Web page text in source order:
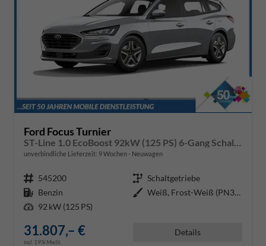
Ford Focus Turnier
unverbindliche Lieferzeit: 9 Wochen Neuwagen
Fahrzeugnr. 545200 Getriebe Schaltgetriebe
Kraftstoff Benzin Außenfarbe
Weiß, Frost-Weiß (PN3GZ0)
Leistung 92 kW (125 PS)
31.807,– €
incl. 19% MwSt.
Details